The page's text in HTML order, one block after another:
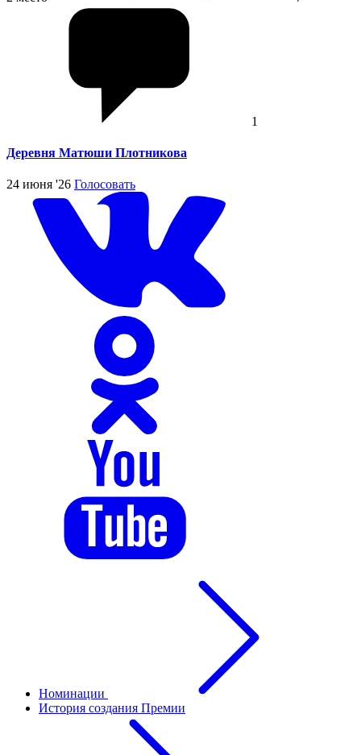
1
Деревня Матюши Плотникова
24 июня '26 Голосовать
Номинации
История создания Премии